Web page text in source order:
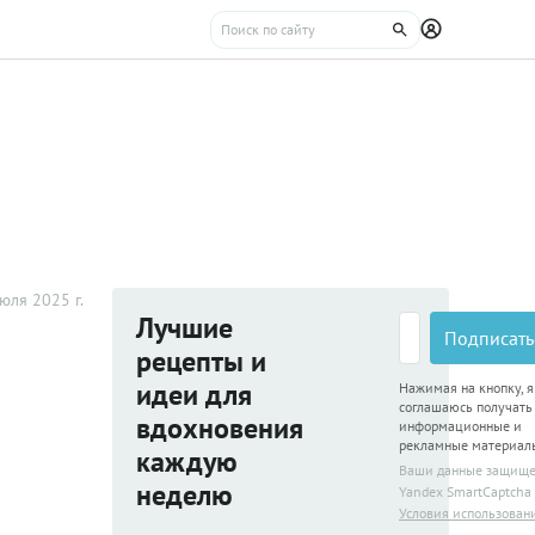
2025 г.
Лучшие
рецепты и
идеи для
вдохновения
каждую
неделю
Нажимая на кнопку, я
соглашаюсь получать
информационные и
рекламные
Ваши данные
Yandex SmartCaptcha
Условия